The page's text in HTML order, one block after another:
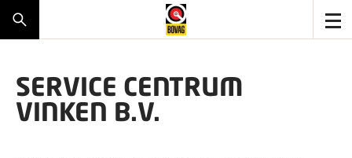
SERVICE CENTRUM
VINKEN B.V.